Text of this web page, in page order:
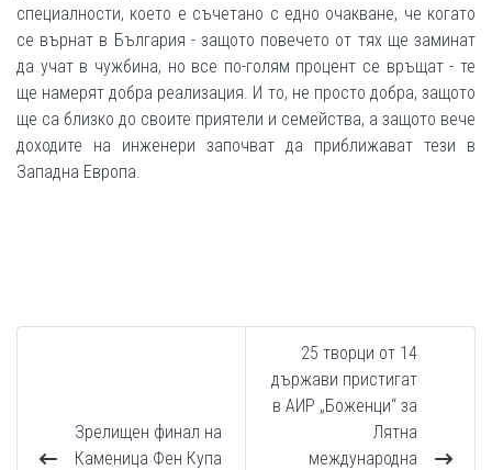
специалности, което е съчетано с едно очакване, че когато
се върнат в България - защото повечето от тях ще заминат
да учат в чужбина, но все по-голям процент се връщат - те
ще намерят добра реализация. И то, не просто добра, защото
ще са близко до своите приятели и семейства, а защото вече
доходите на инженери започват да приближават тези в
Западна Европа.
Зрелищен финал на
Каменица Фен Купа
25 творци от 14
държави пристигат
в АИР „Боженци“ за
Лятна
международна